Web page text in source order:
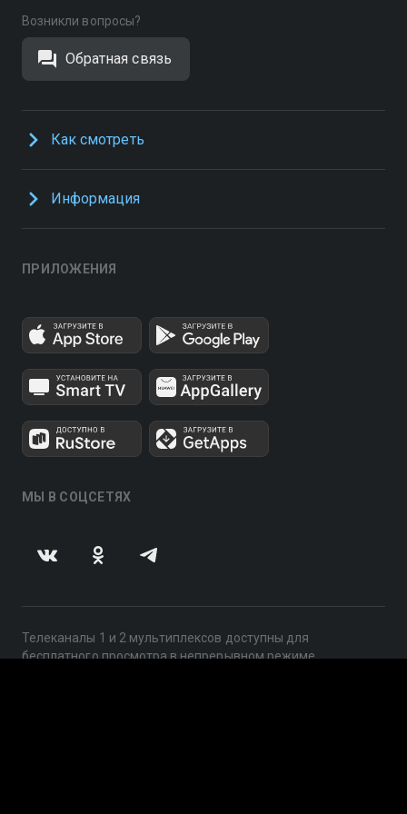
Возникли вопросы?
Обратная связь
Как смотреть
Информация
ПРИЛОЖЕНИЯ
МЫ В СОЦСЕТЯХ
Телеканалы 1 и 2 мультиплексов доступны для
бесплатного просмотра в непрерывном режиме,